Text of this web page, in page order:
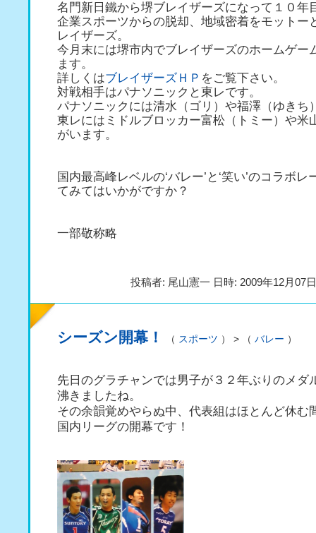
名門新日鐵から堺ブレイザーズになって１０年
企業スポーツからの脱却、地域密着をモットー
レイザーズ。
今月末には堺市内でブレイザーズのホームゲー
ます。
詳しくはブレイザーズＨＰ をご覧下さい。
対戦相手はパナソニックと東レです。
パナソニックには清水（ゴリ）や福澤（ゆきち
東レにはミドルブロッカー富松（トミー）や米
がいます。
国内最高峰レベルの‘バレー’と‘笑い’のコラボ
てみてはいかがですか？
一部敬称略
投稿者: 尾山憲一 日時: 2009年12月07
シーズン開幕！ （ スポーツ ） > （ バレー ）
先日のグラチャンでは男子が３２年ぶりのメダ
沸きましたね。
その余韻覚めやらぬ中、代表組はほとんど休む
国内リーグの開幕です！